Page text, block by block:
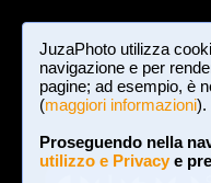
JuzaPhoto utilizza
navigazione e per
pagine; ad esempio, è
(maggiori informazioni).
Proseguendo nella
utilizzo e Privacye